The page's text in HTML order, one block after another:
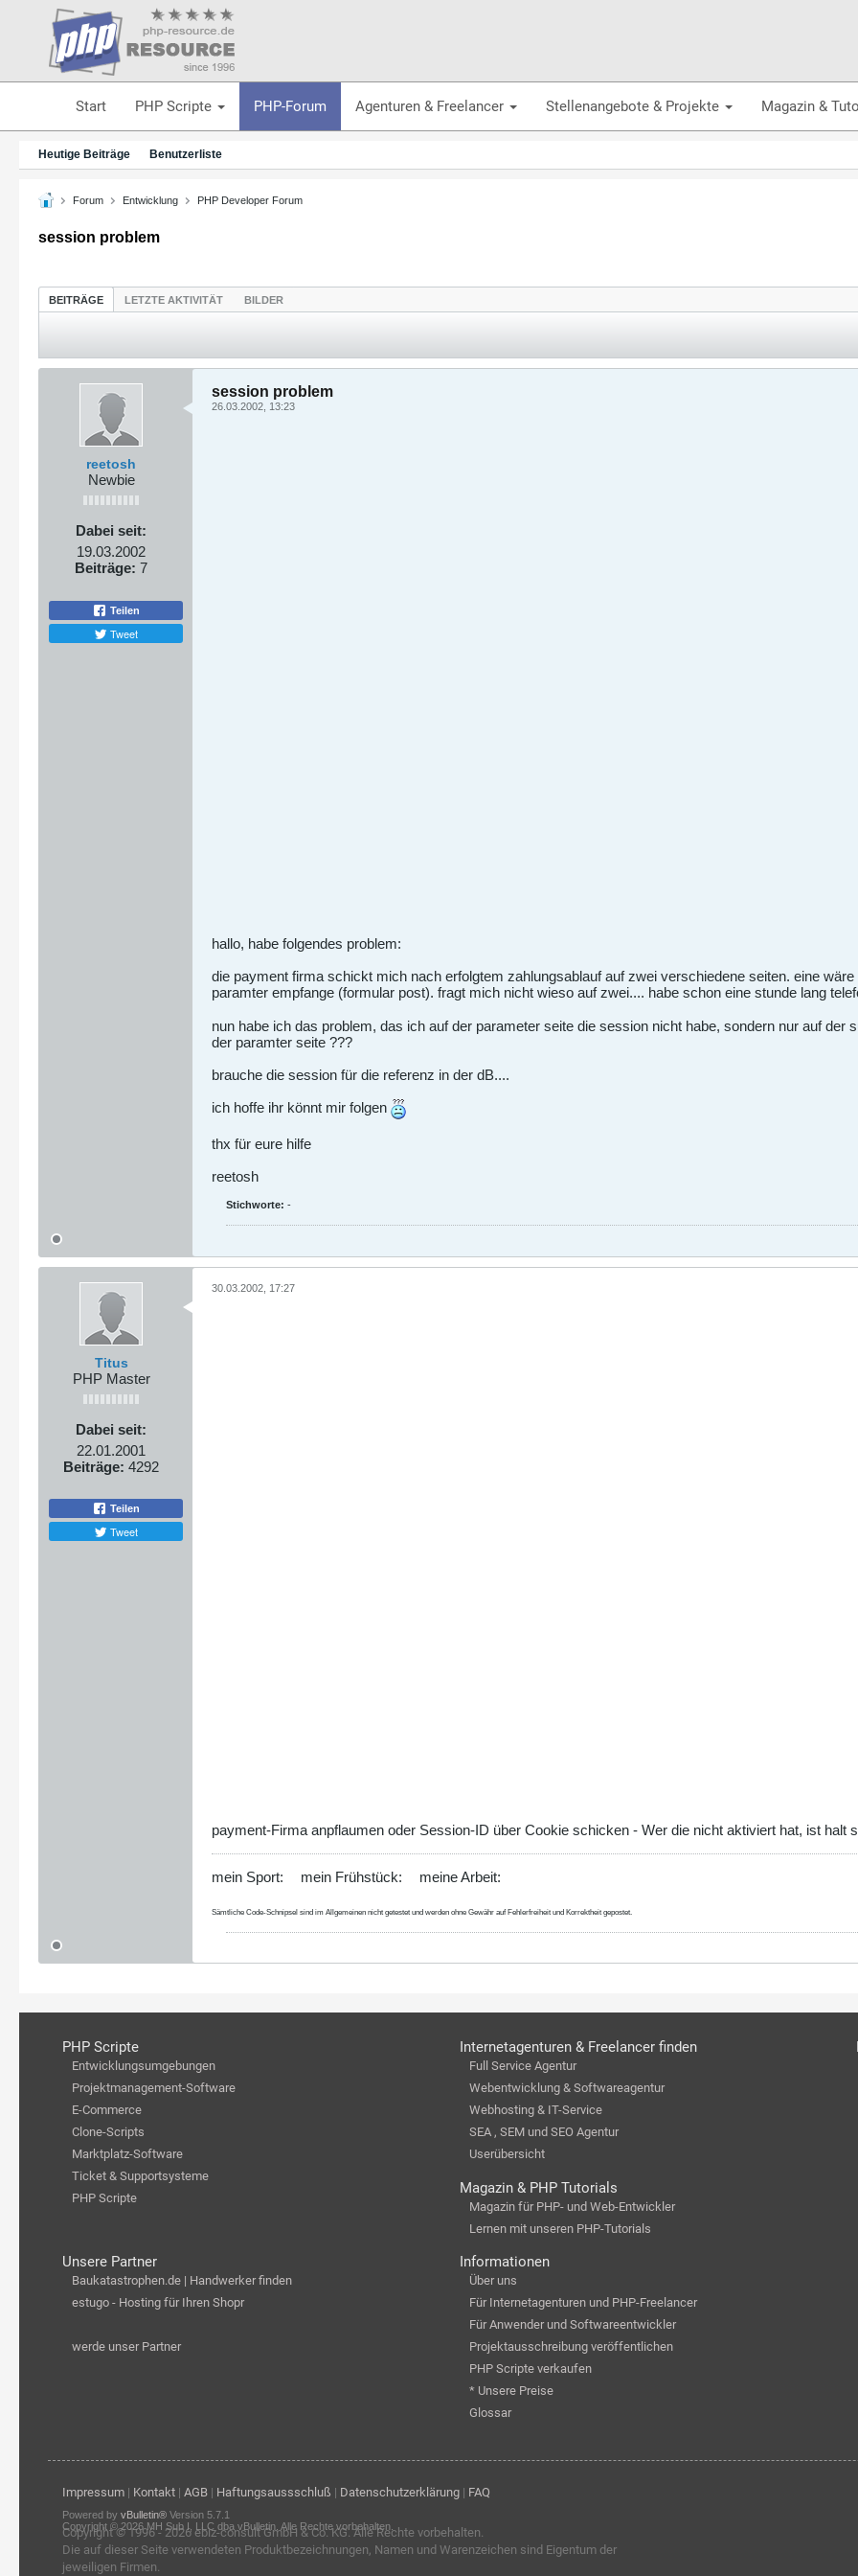
Start PHP Scripte PHP-Forum Agenturen & Freelancer Stellenangebote & Projekte Magazin &
Heutige Beiträge Benutzerliste
Forum Entwicklung PHP Developer Forum
session problem
BEITRÄGE LETZTE AKTIVITÄT BILDER
reetosh
Newbie
Dabei seit:
19.03.2002
Beiträge: 7
Teilen
Tweet
session problem
26.03.2002, 13:23
hallo, habe folgendes problem:
die payment firma schickt mich nach erfolgtem zahlungsablauf auf zwei verschiedene seiten. eine
paramter empfange (formular post). fragt mich nicht wieso auf zwei.... habe schon eine stunde lang
nun habe ich das problem, das ich auf der parameter seite die session nicht habe, sondern nur auf
der paramter seite ???
brauche die session für die referenz in der dB....
ich hoffe ihr könnt mir folgen
thx für eure hilfe
reetosh
Stichworte: -
Titus
PHP Master
Dabei seit:
22.01.2001
Beiträge: 4292
Teilen
Tweet
30.03.2002, 17:27
payment-Firma anpflaumen oder Session-ID über Cookie schicken - Wer die nicht aktiviert hat, ist halt
mein Sport: mein Frühstück: meine Arbeit:
Sämtliche Code-Schnipsel sind im Allgemeinen nicht getestet und werden ohne Gewähr auf Fehlerfreiheit und Korrektheit gepostet.
PHP Scripte
Entwicklungsumgebungen
Projektmanagement-Software
E-Commerce
Clone-Scripts
Marktplatz-Software
Ticket & Supportsysteme
PHP Scripte
Internetagenturen & Freelancer finden
Full Service Agentur
Webentwicklung & Softwareagentur
Webhosting & IT-Service
SEA , SEM und SEO Agentur
Userübersicht
Magazin & PHP Tutorials
Magazin für PHP- und Web-Entwickler
Lernen mit unseren PHP-Tutorials
Unsere Partner
Baukatastrophen.de | Handwerker finden
estugo - Hosting für Ihren Shopr
werde unser Partner
Informationen
Über uns
Für Internetagenturen und PHP-Freelancer
Für Anwender und Softwareentwickler
Projektausschreibung veröffentlichen
PHP Scripte verkaufen
* Unsere Preise
Glossar
Impressum| Kontakt| AGB| Haftungsaussschluß | Datenschutzerklärung| FAQ
Copyright © 1996 - 2026 ebiz-consult GmbH & Co. KG. Alle Rechte vorbehalten.
Die auf dieser Seite verwendeten Produktbezeichnungen, Namen und Warenzeichen sind Eigentum der
jeweiligen Firmen.
Powered by vBulletin®Version 5.7.1
Copyright © 2026 MH Sub I, LLC dba vBulletin. Alle Rechte vorbehalten.